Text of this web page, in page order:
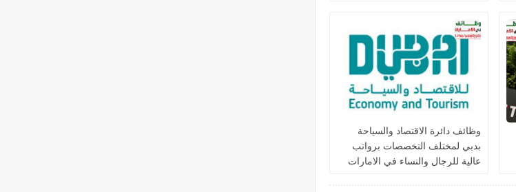
وظائف دائرة الاقتصاد والسياحة
بدبي لمختلف التخصصات برواتب
عالية للرجال والنساء في الامارات